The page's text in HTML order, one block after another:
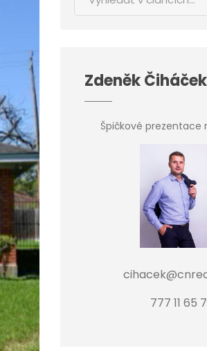
Zdeněk Čiháček
Špičkové
777 11 65